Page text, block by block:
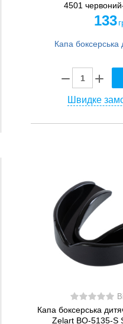
4501
133
Швидке
Капа боксерська
Zelart BO-5135-S